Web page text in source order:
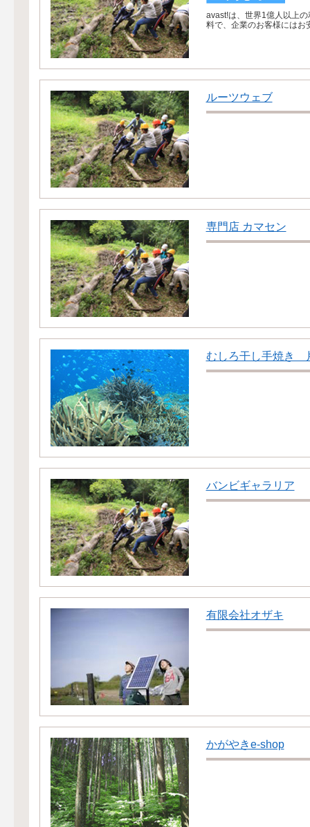
avast!は、世界1億人以上
料で、企業のお客様にはお
ルーツウェブ
専門店 カマセン
むしろ干し手焼き
バンビギャラリア
有限会社オザキ
かがやきe-shop